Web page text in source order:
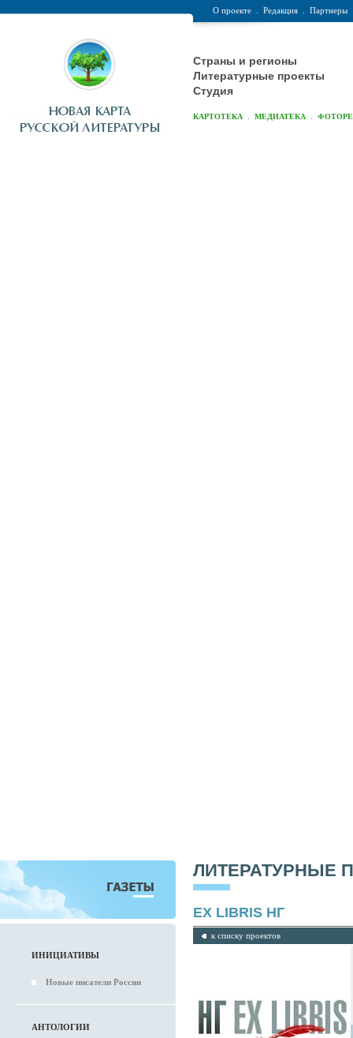
О проекте Редакция Партнеры
Страны и регионы
Литературные проекты
Студия
КАРТОТЕКА МЕДИАТЕКА
ИНИЦИАТИВЫ
Новые писатели России
АНТОЛОГИИ
ЛИТЕРАТУРНЫЕ
EX LIBRIS НГ
к списку проектов